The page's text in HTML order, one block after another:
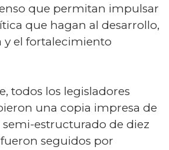
que permitan impulsar
que hagan al desarrollo,
y el fortalecimiento
todos los legisladores
una copia impresa de
estructurado de diez
seguidos por